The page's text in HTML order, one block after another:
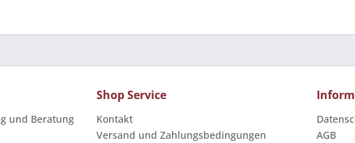
und Beratung
Shop Service
Kontakt
Versand und Zahlungsbedingungen
AGB